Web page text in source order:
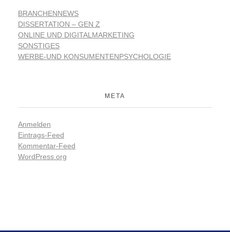
BRANCHENNEWS
DISSERTATION – GEN Z
ONLINE UND DIGITALMARKETING
SONSTIGES
WERBE-UND KONSUMENTENPSYCHOLOGIE
META
Anmelden
Eintrags-Feed
Kommentar-Feed
WordPress.org